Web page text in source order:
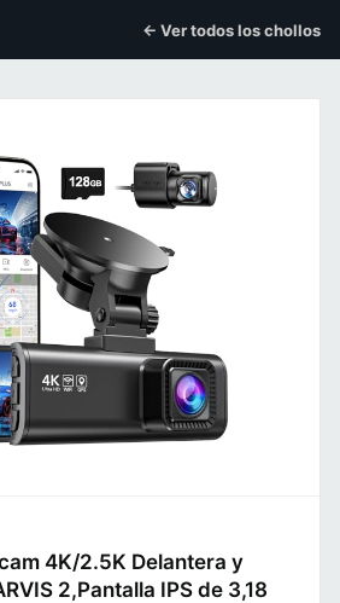
← Ver todos los chollos
4K/2.5K Delantera y
2,Pantalla IPS de 3,18